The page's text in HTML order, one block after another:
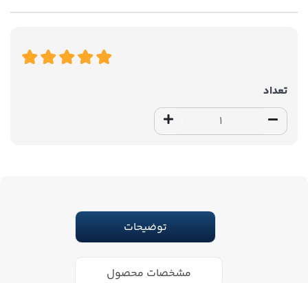
تعداد
توضیحات
مشخصات محصول